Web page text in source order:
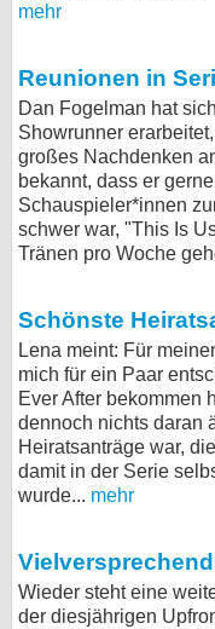
mehr
Reunionen in
Dan Fogelman hat
Showrunner
großes Nachdenken
bekannt, dass er
Schauspieler*innen
schwer war, "This Is
Tränen pro Woche
Schönste
Lena meint: Für
mich für ein Paar
Ever After bekommen
dennoch nichts daran
Heiratsanträge war,
damit in der Serie
wurde... mehr
Wieder steht eine
der diesjährigen